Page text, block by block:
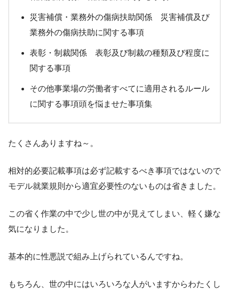
災害補償・業務外の傷病扶助関係 災害補償及び
業務外の傷病扶助に関する事項
表彰・制裁関係 表彰及び制裁の種類及び程度に
関する事項
その他事業場の労働者すべてに適用されるルール
に関する事項頭を悩ませた事項集
たくさんありますね～。
相対的必要記載事項は必ず記載するべき事項ではないので
モデル就業規則から適宜必要性のないものは省きました。
この省く作業の中で少し世の中が見えてしまい、軽く嫌な
気になりました。
基本的に性悪説で組み上げられているんですね。
もちろん、世の中にはいろいろな人がいますからわたくし